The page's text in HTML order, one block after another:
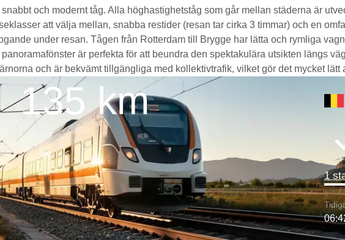
och modernt tåg. Alla höghastighetståg som går mellan städerna är
att välja mellan, snabba restider (resan tar cirka 3 timmar) och en
under resan. Tågen från Rotterdam till Brygge har lätta och rymliga
är perfekta för att beundra den spektakulära utsikten längs
och är bekvämt tillgängliga med kollektivtrafik, vilket gör det mycket lätt
135 km
1